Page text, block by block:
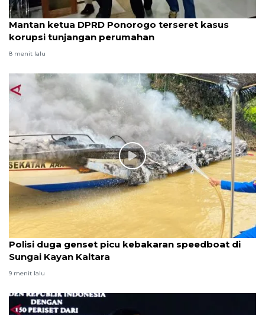
Mantan ketua DPRD Ponorogo terseret kasus
korupsi tunjangan perumahan
8 menit lalu
Polisi duga genset picu kebakaran speedboat di
Sungai Kayan Kaltara
9 menit lalu